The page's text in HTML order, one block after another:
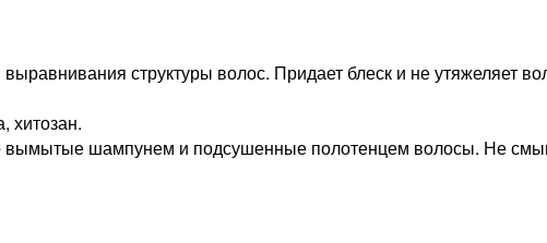
структуры волос. Придает блеск и не утяжеляет
хитозан.
вымытые шампунем и подсушенные полотенцем волосы. Не